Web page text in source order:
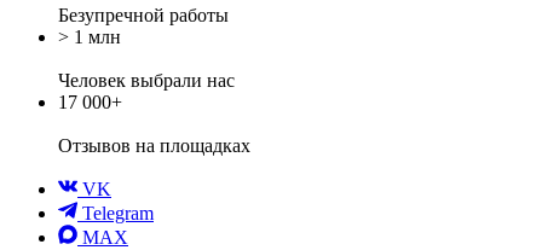
Безупречной работы
> 1 млн
Человек выбрали нас
17 000+
Отзывов на площадках
VK
Telegram
MAX